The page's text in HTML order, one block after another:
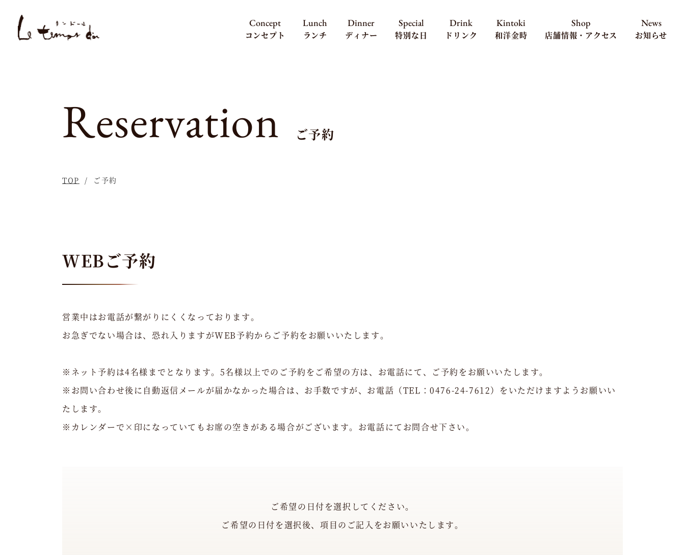
Concept
コンセプト
Lunch
ランチ
Dinner
ディナー
Special
特別な日
Drink
ドリンク
Kintoki
和洋金時
Shop
店舗情報・アクセス
News
お知らせ
Reservation ご予約
TOP ご予約
WEBご予約
営業中はお電話が繋がりにくくなっております。
お急ぎでない場合は、恐れ入りますがWEB予約からご予約をお願いいたします。
※ネット予約は4名様までとなります。5名様以上でのご予約をご希望の方は、お電話にて、ご予約をお願いいたします。
※お問い合わせ後に自動返信メールが届かなかった場合は、お手数ですが、お電話（TEL：0476-24-7612）をいただけますようお願いい
たします。
※カレンダーで×印になっていてもお席の空きがある場合がございます。お電話にてお問合せ下さい。
ご希望の日付を選択してください。
ご希望の日付を選択後、項目のご記入をお願いいたします。